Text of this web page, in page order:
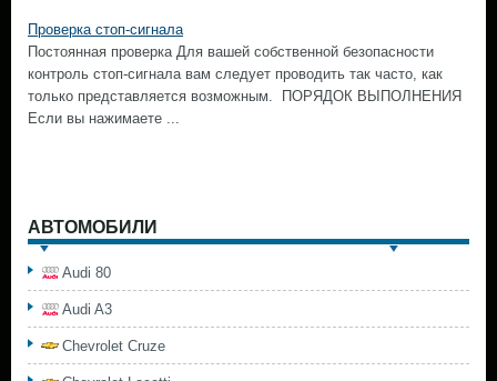
Проверка стоп-сигнала
Постоянная проверка Для вашей собственной безопасности
контроль стоп-сигнала вам следует проводить так часто, как
только представляется возможным. ПОРЯДОК ВЫПОЛНЕНИЯ
Если вы нажимаете ...
АВТОМОБИЛИ
Audi 80
Audi A3
Chevrolet Cruze